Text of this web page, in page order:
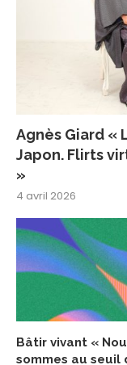
Agnès Giard «
Japon. Flirts
»
4 avril 2026
Bâtir vivant «
sommes au seuil